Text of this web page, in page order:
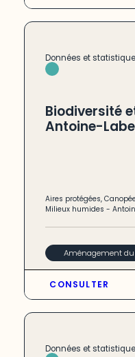
Données et
Biodiversité
Antoine-
Aires protégées,
Milieux humides -
Aménagement du
CONSULTER
Données et